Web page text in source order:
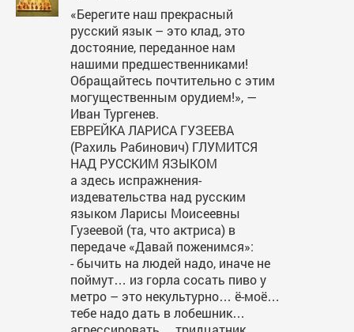
«Берегите наш прекрасный
русский язык – это клад, это
достояние, переданное нам
нашими предшественниками!
Обращайтесь почтительно с этим
могущественным орудием!», —
Иван Тургенев.
ЕВРЕЙКА ЛАРИСА ГУЗЕЕВА
(Рахиль Рабинович) ГЛУМИТСЯ
НАД РУССКИМ ЯЗЫКОМ
а здесь испражнения-
издевательства над русским
языком Ларисы Моисеевны
Гузеевой (та, что актриса) в
передаче «Давай поженимся»:
- бычить на людей надо, иначе не
поймут… из горла сосать пиво у
метро – это некультурно… ё-моё…
тебе надо дать в лобешник…